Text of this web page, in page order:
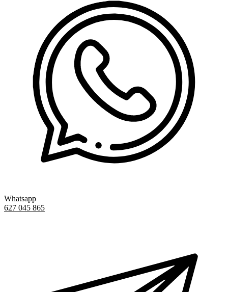
Whatsapp
627 045 865